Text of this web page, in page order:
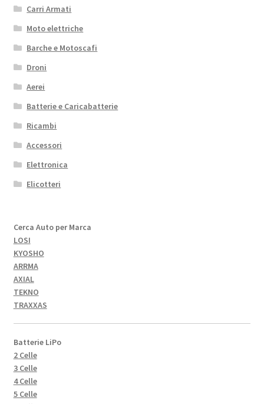
Carri Armati
Moto elettriche
Barche e Motoscafi
Droni
Aerei
Batterie e Caricabatterie
Ricambi
Accessori
Elettronica
Elicotteri
Cerca Auto per Marca
LOSI
KYOSHO
ARRMA
AXIAL
TEKNO
TRAXXAS
Batterie LiPo
2 Celle
3 Celle
4 Celle
5 Celle